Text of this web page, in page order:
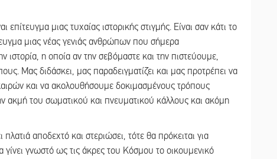
μιας τυχαίας ιστορικής στιγμής. Είναι σαν κάτι το
μιας νέας γενιάς ανθρώπων που σήμερα
ιστορία, η οποία αν την σεβόμαστε και την πιστεύουμε,
Μας διδάσκει, μας παραδειγματίζει και μας προτρέπει να
και να ακολουθήσουμε δοκιμασμένους τρόπους
ακμή του σωματικού και πνευματικού κάλλους και ακόμη
αποδεχτό και στεριώσει, τότε θα πρόκειται για
γνωστό ως τις άκρες του Κόσμου το οικουμενικό